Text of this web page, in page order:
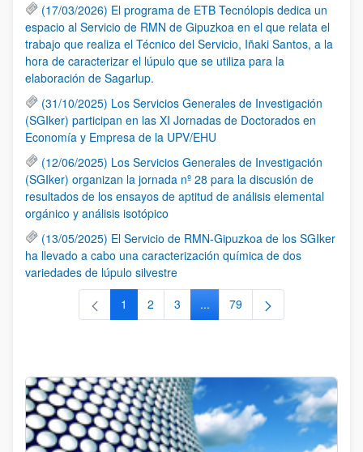
(17/03/2026) El programa de ETB Tecnólopis dedica un
espacio al Servicio de RMN de Gipuzkoa en el que relata el
trabajo que realiza el Técnico del Servicio, Iñaki Santos, a la
hora de caracterizar el lúpulo que se utiliza para la
elaboración de Sagarlup.
(31/10/2025) Los Servicios Generales de Investigación
(SGIker) participan en las XI Jornadas de Doctorados en
Economía y Empresa de la UPV/EHU
(12/06/2025) Los Servicios Generales de Investigación
(SGIker) organizan la jornada nº 28 para la discusión de
resultados de los ensayos de aptitud de análisis elemental
orgánico y análisis isotópico
(13/05/2025) El Servicio de RMN-Gipuzkoa de los SGIker
ha llevado a cabo una caracterización química de dos
variedades de lúpulo silvestre
Página
1 Página
2 Página
3 ...Páginas intermedias Use TAB
Página
79